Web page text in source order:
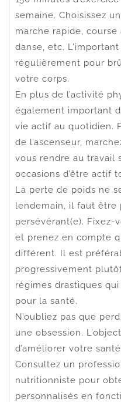
semaine. Choisissez
marche rapide,
danse, etc.
régulièrement pour
votre corps.
En plus de l’activité
également important
vie actif au quotidien.
de l’ascenseur,
vous rendre au travail
occasions d’être actif
La perte de poids ne
lendemain, il faut être
persévérant(e). Fixez-
et prenez en compte
différent. Il est
progressivement
régimes drastiques
pour la santé.
N’oubliez pas que
une obsession.
d’améliorer votre
Consultez un
nutritionniste pour
personnalisés en